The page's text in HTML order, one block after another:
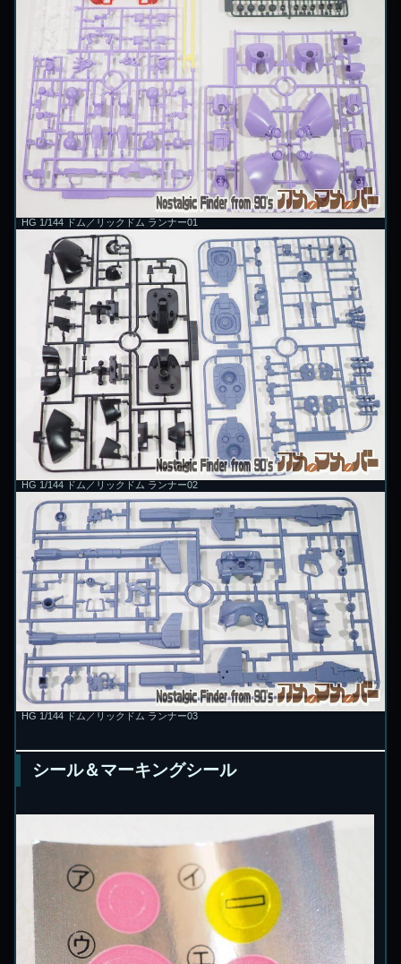
HG 1/144 ドム／リックドム ランナー01
HG 1/144 ドム／リックドム ランナー02
HG 1/144 ドム／リックドム ランナー03
シール＆マーキングシール